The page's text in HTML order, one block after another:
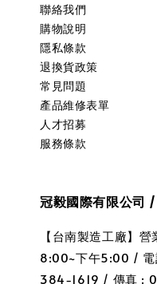
聯絡我們
購物說明
隱私條款
退換貨政策
常見問題
產品維修表單
人才招募
服務條款
冠毅國際有限公司
【台南製造工廠】
8:00~下午5:00 /
384-1619 / 傳真 :